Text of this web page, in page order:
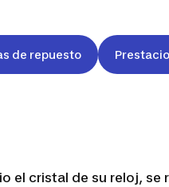
de repuesto
el cristal de su reloj,